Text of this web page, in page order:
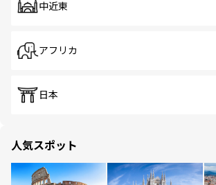
中近東
アフリカ
日本
人気スポット